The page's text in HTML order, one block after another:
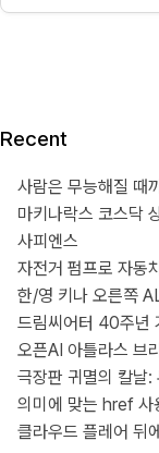
Recent
사람은 무능해질 때
마키나락스 코스닥
사피엔스
자전거 펌프로 자동
한/영 키나 오른쪽
드림씨어터 40주년
오픈AI 아틀라스 브
극장판 귀멸의 칼날:
의미에 맞는 href 사
클라우드 플레어 뒤